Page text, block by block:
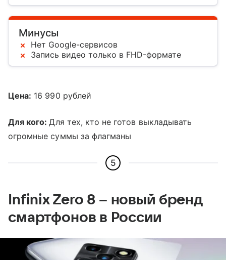
Минусы
Нет Google-сервисов
Запись видео только в FHD-формате
Цена: 16 990 рублей
Для кого:Для тех, кто не готов выкладывать
огромные суммы за флагманы
5
Infinix Zero 8 – новый бренд
смартфонов в России